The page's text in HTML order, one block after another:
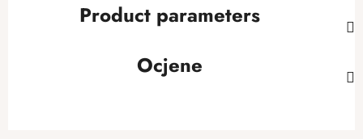
Product parameters
Ocjene